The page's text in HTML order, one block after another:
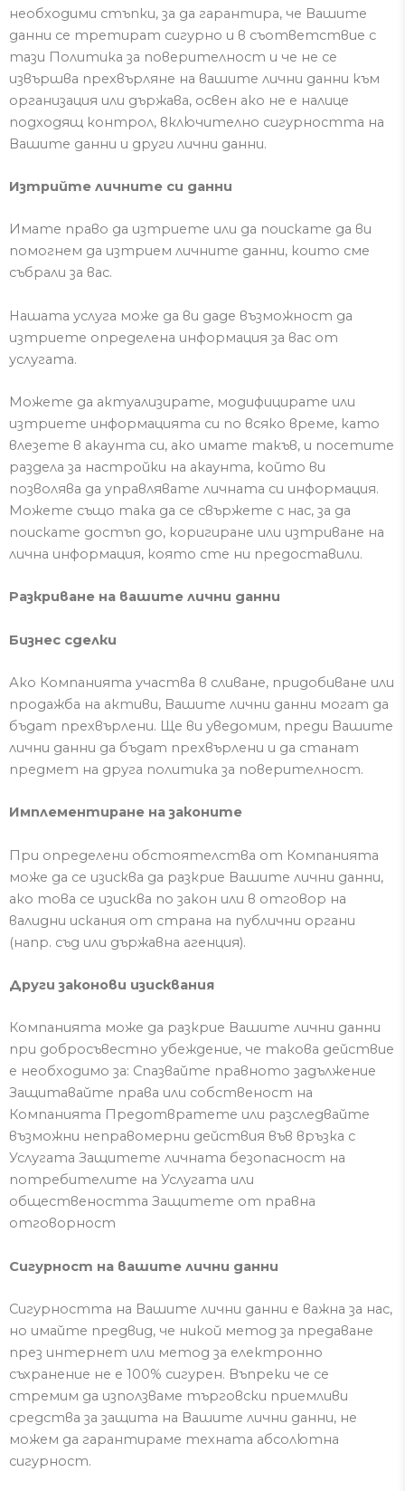
необходими стъпки, за да гарантира, че Вашите
данни се третират сигурно и в съответствие с
тази Политика за поверителност и че не се
извършва прехвърляне на вашите лични данни към
организация или държава, освен ако не е налице
подходящ контрол, включително сигурността на
Вашите данни и други лични данни.
Изтрийте личните си данни
Имате право да изтриете или да поискате да ви
помогнем да изтрием личните данни, които сме
събрали за вас.
Нашата услуга може да ви даде възможност да
изтриете определена информация за вас от
услугата.
Можете да актуализирате, модифицирате или
изтриете информацията си по всяко време, като
влезете в акаунта си, ако имате такъв, и посетите
раздела за настройки на акаунта, който ви
позволява да управлявате личната си информация.
Можете също така да се свържете с нас, за да
поискате достъп до, коригиране или изтриване на
лична информация, която сте ни предоставили.
Разкриване на вашите лични данни
Бизнес сделки
Ако Компанията участва в сливане, придобиване или
продажба на активи, Вашите лични данни могат да
бъдат прехвърлени. Ще ви уведомим, преди Вашите
лични данни да бъдат прехвърлени и да станат
предмет на друга политика за поверителност.
Имплементиране на законите
При определени обстоятелства от Компанията
може да се изисква да разкрие Вашите лични данни,
ако това се изисква по закон или в отговор на
валидни искания от страна на публични органи
(напр. съд или държавна агенция).
Други законови изисквания
Компанията може да разкрие Вашите лични данни
при добросъвестно убеждение, че такова действие
е необходимо за: Спазвайте правното задължение
Защитавайте права или собственост на
Компанията Предотвратете или разследвайте
възможни неправомерни действия във връзка с
Услугата Защитете личната безопасност на
потребителите на Услугата или
обществеността Защитете от правна
отговорност
Сигурност на вашите лични данни
Сигурността на Вашите лични данни е важна за нас,
но имайте предвид, че никой метод за предаване
през интернет или метод за електронно
съхранение не е 100% сигурен. Въпреки че се
стремим да използваме търговски приемливи
средства за защита на Вашите лични данни, не
можем да гарантираме техната абсолютна
сигурност.